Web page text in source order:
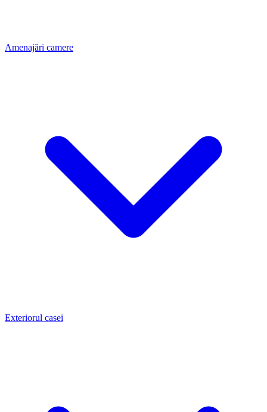
Amenajări camere
Exteriorul casei